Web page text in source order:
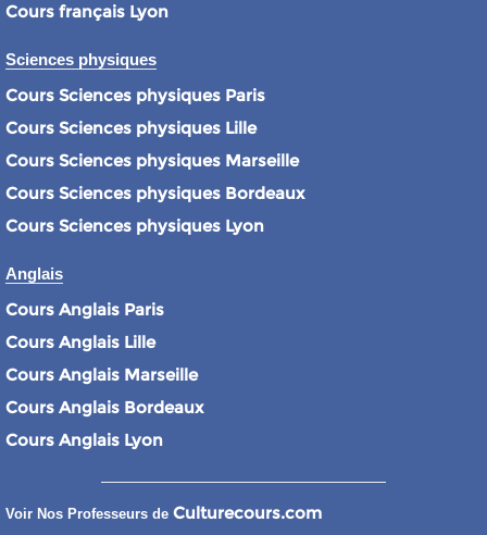
Cours français Lyon
Sciences physiques
Cours Sciences physiques Paris
Cours Sciences physiques Lille
Cours Sciences physiques Marseille
Cours Sciences physiques Bordeaux
Cours Sciences physiques Lyon
Anglais
Cours Anglais Paris
Cours Anglais Lille
Cours Anglais Marseille
Cours Anglais Bordeaux
Cours Anglais Lyon
Voir Nos Professeurs de Culturecours.com